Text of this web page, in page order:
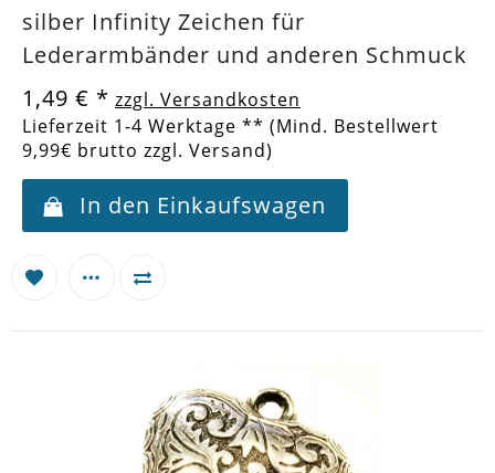
silber Infinity Zeichen für
Lederarmbänder und anderen Schmuck
1,49 € * zzgl. Versandkosten
Lieferzeit 1-4 Werktage ** (Mind. Bestellwert
9,99€ brutto zzgl. Versand)
In den Einkaufswagen